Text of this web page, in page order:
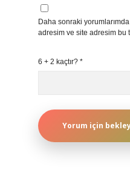
Daha sonraki
adresim ve site adresim bu
6 + 2 kaçtır? *